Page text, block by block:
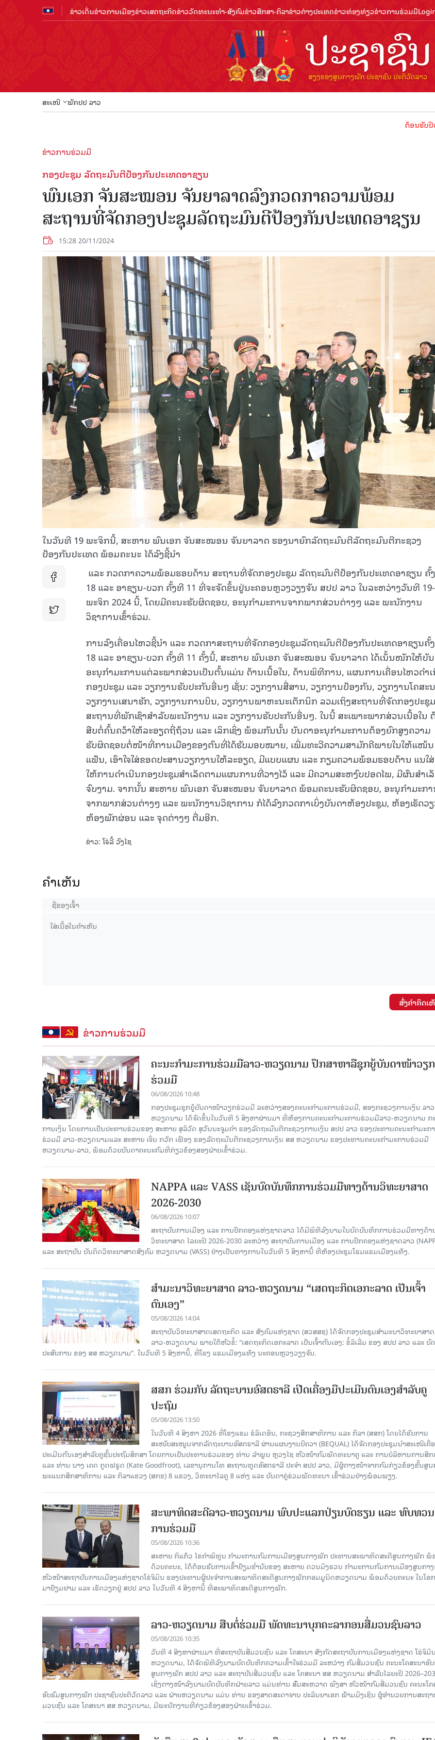
ຂ່າວເດັ່ນຂ່າວການເມືອງຂ່າວເສດຖະກິດຂ່າວວັດທະນະທຳ-ສັງຄົມຂ່າວສືກສາ-ກິລາຂ່າວຕ່າງປະເທດຂ່າວທ່ອງທ່ຽວຂ່າວການຮ່ວມມື
ສະເໜີ ພັກປປ ລາວ
ຕ້ອນຮັບປີທ່ອງທ່ຽ
ຂ່າວການຮ່ວມມື
ກອງປະຊຸມ ລັດຖະມົນຕີປ້ອງກັນປະເທດອາຊຽນ
ພົນເອກ ຈັນສະໝອນ ຈັນຍາລາດລົງກວດກາຄວາມພ້ອມ
ສະຖານທີ່ຈັດກອງປະຊຸມລັດຖະມົນຕີປ້ອງກັນປະເທດອາຊຽນ
15:28 20/11/2024
ໃນວັນທີ 19 ພະຈິກນີ້, ສະຫາຍ ພົນເອກ ຈັນສະໝອນ ຈັນຍາລາດ ຮອງນາຍົກລັດຖະມົນຕີລັດຖະມົນຕີກະຊວງ
ປ້ອງກັນປະເທດ ພ້ອມຄະນະ ໄດ້ລົງຊີ້ນໍາ
ແລະ ກວດກາຄວາມພ້ອມຮອບດ້ານ ສະຖານທີ່ຈັດກອງປະຊຸມ ລັດຖະມົນຕີປ້ອງກັນປະເທດອາຊຽນ ຄັ້
18 ແລະ ອາຊຽນ-ບວກ ຄັ້ງທີ 11 ທີ່ຈະຈັດຂຶ້ນຢູ່ນະຄອນຫຼວງວຽງຈັນ ສປປ ລາວ ໃນລະຫວ່າງວັນທີ
ພະຈິກ 2024 ນີ້, ໂດຍມີຄະນະຮັບຜິດຊອບ, ອະນຸກຳມະການຈາກພາກສ່ວນຕ່າງໆ ແລະ ພະນັກງານ
ວິຊາການເຂົ້າຮ່ວມ.
ການລົງເຄື່ອນໄຫວຊີ້ນໍາ ແລະ ກວດກາສະຖານທີ່ຈັດກອງປະຊຸມລັດຖະມົນຕີປ້ອງກັນປະເທດອາຊຽນຄັ້
18 ແລະ ອາຊຽນ-ບວກ ຄັ້ງທີ 11 ຄັ້ງນີ້, ສະຫາຍ ພົນເອກ ຈັນສະໝອນ ຈັນຍາລາດ ໄດ້ເນັ້ນໜັກໃຫ້ບັ
ອະນຸກໍາມະການແຕ່ລະພາກສ່ວນເປັນຕົ້ນແມ່ນ ດ້ານເນື້ອໃນ, ດ້ານພິທີການ, ແຜນການເຄື່ອນໄຫວດຳ
ກອງປະຊຸມ ແລະ ວຽກງານຮັບປະກັນອື່ນໆ ເຊັ່ນ: ວຽກງານສື່ສານ, ວຽກງານປ້ອງກັນ, ວຽກງານໂຄສະ
ວຽກງານເສນາຮັກ, ວຽກງານການບິນ, ວຽກງານພາຫະນະເຕັກນິກ ລວມເຖິງສະຖານທີ່ຈັດກອງປະຊຸ
ສະຖານທີ່ພັກເຊົາສຳລັບພະນັກງານ ແລະ ວຽກງານຮັບປະກັນອື່ນໆ. ໃນນີ້ ສະເພາະພາກສ່ວນເນື້ອໃນ
ສືບຕໍ່ຄົ້ນຄວ້າໃຫ້ລະອຽດຖີ່ຖ້ວນ ແລະ ເລິກເຊິ່ງ ພ້ອມກັນນັ້ນ ບັນດາອະນຸກໍາມະການຕ້ອງຍົກສູງຄວາມ
ຮັບຜິດຊອບຕໍ່ໜ້າທີ່ການເມືອງຂອງຕົນທີ່ໄດ້ຮັບມອບໝາຍ, ເພີ່ມທະວີຄວາມສາມັກຄີພາຍໃນໃຫ້ແໜ້ນ
ແຟ້ນ, ເອົາໃຈໃສ່ຂອດປະສານວຽກງານໃຫ້ລະອຽດ, ມີແບບແຜນ ແລະ ກຽມຄວາມພ້ອມຮອບດ້ານ ແນໃສ່
ໃຫ້ການດໍາເນີນກອງປະຊຸມສໍາເລັດຕາມແຜນການທີ່ວາງໄວ້ ແລະ ມີຄວາມສະຫງົບປອດໄພ, ມີຜົນສໍາເ
ຈົບງາມ. ຈາກນັ້ນ ສະຫາຍ ພົນເອກ ຈັນສະໝອນ ຈັນຍາລາດ ພ້ອມຄະນະຮັບຜິດຊອບ, ອະນຸກຳມະກ
ຈາກພາກສ່ວນຕ່າງໆ ແລະ ພະນັກງານວິຊາການ ກໍໄດ້ລົງກວດກາເບິ່ງບັນດາຫ້ອງປະຊຸມ, ຫ້ອງເຮັດວ
ຫ້ອງພັກຜ່ອນ ແລະ ຈຸດຕ່າງໆ ຕື່ມອີກ.
ຂ່າວ: ໂຈ່ລີ້ ວົງໄຊ
ຄໍາເຫັນ
ສົ່ງຄໍາຄິດເ
ຂ່າວການຮ່ວມມື
ຄະນະກໍາມະການຮ່ວມມືລາວ-ຫວຽດນາມ ປຶກສາຫາລືຊຸກຍູ້ບັນດາໜ້າວຽກ
ຮ່ວມມື
06/08/2026 10:48
ກອງປະຊຸມຊຸກຍູ້ບັນດາໜ້າວຽກຮ່ວມມື ລະຫວ່າງສອງຄະນະກໍາມະການຮ່ວມມື, ສອງກະຊວງການເງິນ ລາ
ຫວຽດນາມ ໄດ້ຈັດຂຶ້ນໃນວັນທີ 5 ສິງຫາຜ່ານມາ ທີ່ຫ້ອງການຄະນະກໍາມະການຮ່ວມມືລາວ-ຫວຽດນາມ ກ
ການເງິນ ໂດຍການເປັນປະທານຮ່ວມຂອງ ສະຫາຍ ສຸລິວັດ ສຸວັນນະຈູມຄຳ ຮອງລັດຖະມົນຕີກະຊວງການເງິນ ສປປ ລາວ ຮອງປະທານຄະນະກໍາມະກ
ຮ່ວມມື ລາວ-ຫວຽດນາມແລະ ສະຫາຍ ເຈິ່ນ ກວັກ ເຟືອງ ຮອງລັດຖະມົນຕີກະຊວງການເງິນ ສສ ຫວຽດນາມ ຮອງປະທານຄະນະກໍາມະການຮ່ວມມື
ຫວຽດນາມ-ລາວ, ພ້ອມດ້ວຍບັນດາຄະນະກົມທີ່ກ່ຽວຂ້ອງສອງຝ່າຍເຂົ້າຮ່ວມ.
NAPPA ແລະ VASS ເຊັນບົດບັນທຶກການຮ່ວມມືທາງດ້ານວິທະຍາສາດ
2026-2030
06/08/2026 10:07
ສະຖາບັນການເມືອງ ແລະ ການປົກຄອງແຫ່ງຊາດລາວ ໄດ້ມີພິທີລົງນາມໃນບົດບັນທຶກການຮ່ວມມືທາງດ້າ
ວິທະຍາສາດ ໄລຍະປີ 2026-2030 ລະຫວ່າງ ສະຖາບັນການເມືອງ ແລະ ການປົກຄອງແຫ່ງຊາດລາວ
ແລະ ສະຖາບັນ ບັນດິດວິທະຍາສາດສັງຄົມ ຫວຽດນາມ (VASS) ຢ່າງເປັນທາງການໃນວັນທີ 5 ສິງຫານີ້ ທີ່ຫ້ອງປະຊຸມໂຮມແຮມເມືອງແທັງ.
ສຳມະນາວິທະຍາສາດ ລາວ-ຫວຽດນາມ “ເສດຖະກິດເອກະລາດ ເປັນເຈົ້າ
ຕົນເອງ”
05/08/2026 14:04
ສະຖາບັນວິທະຍາສາດເສດຖະກິດ ແລະ ສັງຄົມແຫ່ງຊາດ (ສວສສຊ) ໄດ້ຈັດກອງປະຊຸມສຳມະນາວິທະຍາສາດ
ລາວ-ຫວຽດນາມ ພາຍໃຕ້ຫົວຂໍ້: “ເສດຖະກິດເອກະລາດ ເປັນເຈົ້າຕົນເອງ: ຂໍ້ລິເລີ່ມ ຂອງ ສປປ ລາວ ແລະ ບົ
ປະສົບການ ຂອງ ສສ ຫວຽດນາມ”. ໃນວັນທີ 5 ສິງຫານີ້, ທີ່ໂຮງ ແຮມເມືອງແທັງ ນະຄອນຫຼວງວຽງຈັນ.
ສສກ ຮ່ວມກັບ ລັດຖະບານອົສຕຣາລີ ເປີດເຄື່ອງມືປະເມີນຕົນເອງສຳລັບຄູ
ປະຖົມ
05/08/2026 13:50
ໃນວັນທີ 4 ສິງຫາ 2026 ທີ່ໂຮງແຮມ ຮໍລິເດອິນ, ກະຊວງສຶກສາທິການ ແລະ ກິລາ (ສສກ) ໂດຍໄດ້ຮັບການ
ສະໜັບສະໜູນຈາກລັດຖະບານອົສຕຣາລີ ຜ່ານແຜນງານບີຄວາ (BEQUAL) ໄດ້ຈັດກອງປະຊຸມນຳສະເໜີເຄື່
ປະເມີນຕົນເອງສຳລັບຄູຊັ້ນປະຖົມສຶກສາ ໂດຍການເປັນປະທານຮ່ວມຂອງ ທ່ານ ລຳພູນ ຫຼວງໄຊ ຫົວໜ້າກົມພັດທະນາຄູ ແລະ ການບໍລິຫານການສຶກ
ແລະ ທ່ານ ນາງ ເຄດ ກູດຟຣູດ (Kate Goodfroot), ເລຂານຸການໂທ ສະຖານທູດອົສຕຣາລີ ປະຈຳ ສປປ ລາວ, ມີຜູ້ຕາງໜ້າຈາກກົມກ່ຽວຂ້ອງຂັ້ນສູນ
ພະແນກສຶກສາທິການ ແລະ ກິລາແຂວງ (ສກຂ) 8 ແຂວງ, ວິທະຍາໄລຄູ 8 ແຫ່ງ ແລະ ບັນດາຄູ່ຮ່ວມພັດທະນາ ເຂົ້າຮ່ວມຢ່າງພ້ອມພຽງ.
ສະພາທິດສະດີລາວ-ຫວຽດນາມ ພົບປະແລກປ່ຽນບົດຮຽນ ແລະ ທົບທວນ
ການຮ່ວມມື
05/08/2026 10:36
ສະຫາຍ ກິແກ້ວ ໄຂຄໍາພິທູນ ກໍາມະການກົມການເມືອງສູນກາງພັກ ປະທານສະພາທິດສະດີສູນກາງພັກ ພ້
ດ້ວຍຄະນະ, ໄດ້ຕ້ອນຮັບການເຂົ້າຢ້ຽມຂໍ່ານັບຂອງ ສະຫາຍ ດວນມິງຮວນ ກໍາມະການກົມການເມືອງສູນກາ
ຫົວໜ້າສະຖາບັນການເມືອງແຫ່ງຊາດໂຮ່ຈິມິນ ຮອງປະທານຜູ້ປະຈໍາການສະພາທິດສະດີສູນກາງພັກກອມມູນິດຫວຽດນາມ ພ້ອມດ້ວຍຄະນະ ໃນໂອ
ມາຢ້ຽມຢາມ ແລະ ເຮັດວຽກຢູ່ ສປປ ລາວ ໃນວັນທີ 4 ສິງຫານີ້ ທີ່ສະພາທິດສະດີສູນກາງພັກ.
ລາວ-ຫວຽດ​ນາມ ສືບ​ຕໍ່​ຮ່ວມ​ມື ພັດທະນາບຸກຄະລາກອນສື່ມວນຊົນລາວ
05/08/2026 10:35
ວັນທີ 4 ສິງຫາຜ່ານ​ມາ ທີ່ສະຖາບັນສື່ມວນຊົນ ແລະ ໂຄສະນາ ສັງກັດສະຖາບັນການເມືອງແຫ່ງຊາດ ໂຮ່ຈິມິ
ຫວຽດນາມ, ໄດ້ຈັດພິທີລົງນາມບົດບັນທຶກຄວາມເຂົ້າໃຈຮ່ວມມື ລະຫວ່າງ ກົມສື່ມວນຊົນ ຄະນະໂຄສະນາອົ
ສູນກາງພັກ ສປປ ລາວ ແລະ ສະຖາບັນສື່ມວນຊົນ ແລະ ໂຄສະນາ ສສ ຫວຽດນາມ ສໍາລັບໄລຍະປີ
ເຊິ່ງຕາງໜ້າລົງນາມບົດບັນທຶກຝ່າຍລາວ ແມ່ນທ່ານ ສົົມສະຫວາດ ພົງສາ ຫົວໜ້າກົມສື່ມວນຊົນ ຄະນະໂຄ
ອົບຮົມສູນກາງພັກ ປະຊາຊົນປະຕິວັດລາວ ແລະ ຝ່າຍຫວຽດນາມ ແມ່ນ ທ່ານ ຮອງສາດສະດາຈານ ປະລິນຍາເອກ ຟ້າມມິງເຊິນ ຜູ້ອໍານວຍການສະຖ
ມວນຊົນ ແລະ ໂຄສະນາ ສສ ຫວຽດນາມ, ມີ​ພະ​ນັກ​ງານ​ທີ່ກ່ຽວຂ້ອງສອງຝ່າຍເຂົ້າຮ່ວມ.
15.039(06-08-